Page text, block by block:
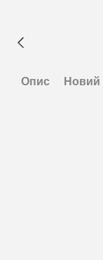
Опис Новий